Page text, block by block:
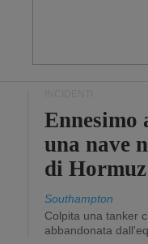
Ennesimo
una nave
di Hormuz
Southampton
Colpita una tanker
abbandonata